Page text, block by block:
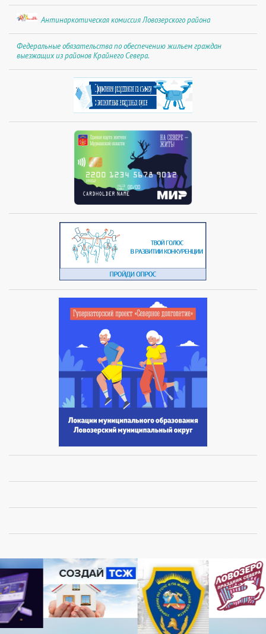
Антинаркотическая комиссия Ловозерского района
Федеральные обязательства по обеспечению жильем граждан
выезжащих из районов Крайнего Севера.